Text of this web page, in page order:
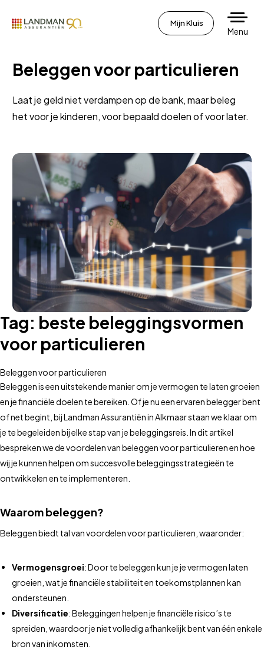
Mijn Kluis
Menu
Beleggen voor particulieren
Laat je geld niet verdampen op de bank, maar beleg
het voor je kinderen, voor bepaald doelen of voor later.
Tag: beste beleggingsvormen
voor particulieren
Beleggen voor particulieren
Beleggen is een uitstekende manier om je vermogen te laten groeien
en je financiële doelen te bereiken. Of je nu een ervaren belegger bent
of net begint, bij Landman Assurantiën in Alkmaar staan we klaar om
je te begeleiden bij elke stap van je beleggingsreis. In dit artikel
bespreken we de voordelen van beleggen voor particulieren en hoe
wij je kunnen helpen om succesvolle beleggingsstrategieën te
ontwikkelen en te implementeren.
Waarom beleggen?
Beleggen biedt tal van voordelen voor particulieren, waaronder:
Vermogensgroei: Door te beleggen kun je je vermogen laten
groeien, wat je financiële stabiliteit en toekomstplannen kan
ondersteunen.
Diversificatie: Beleggingen helpen je financiële risico’s te
spreiden, waardoor je niet volledig afhankelijk bent van één enkele
bron van inkomsten.